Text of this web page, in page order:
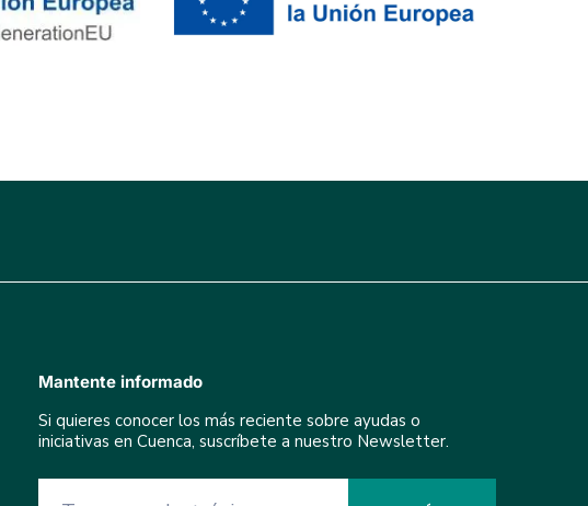
Mantente informado
Si quieres conocer los más reciente sobre ayudas o
iniciativas en Cuenca, suscríbete a nuestro Newsletter.